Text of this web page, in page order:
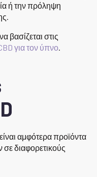
ή την πρόληψη
βασίζεται στις
για τον ύπνο.
αμφότερα προϊόντα
σε διαφορετικούς